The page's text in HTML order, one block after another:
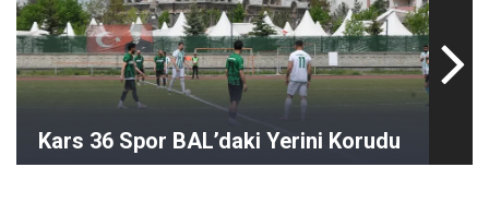
Kars 36 Spor BAL’daki Yerini Korudu